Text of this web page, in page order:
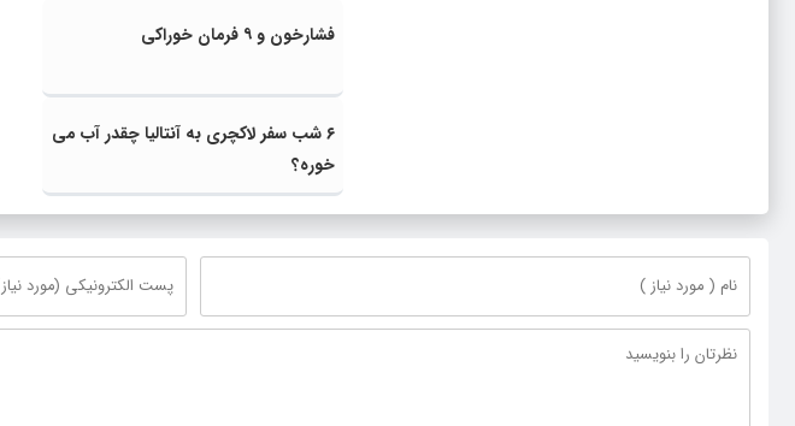
فشارخون و ۹ فرمان خوراکی
۶ شب سفر لاکچری به آنتالیا چقدر آب می
خوره؟